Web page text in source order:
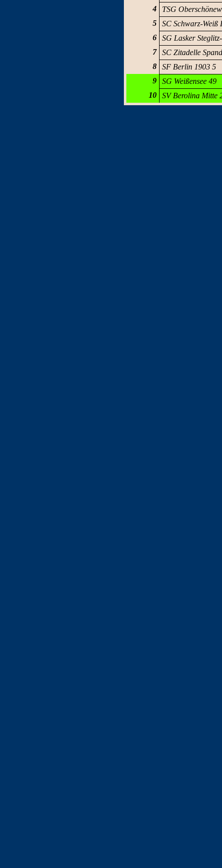
4
TSG
5
SC Schwarz-Weiß
6
SG Lasker
7
SC Zitadelle
8
SF Berlin 1903 5
9
SG Weißensee 49
10
SV Berolina Mitte